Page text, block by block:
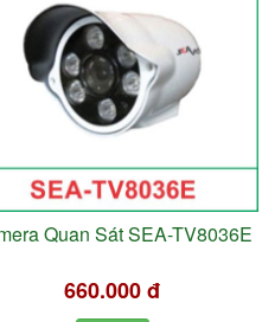
Quan Sát SEA-TV8036E
660.000 đ